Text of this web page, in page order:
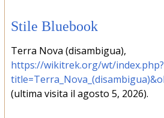
Stile Bluebook
Terra Nova (disambigua),
https://wikitrek.org/wt/index.php?
(ultima visita il agosto 5, 2026).